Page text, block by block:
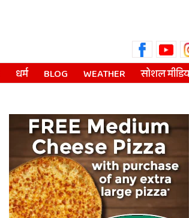
धर्म BLOG WEATHER सोशल